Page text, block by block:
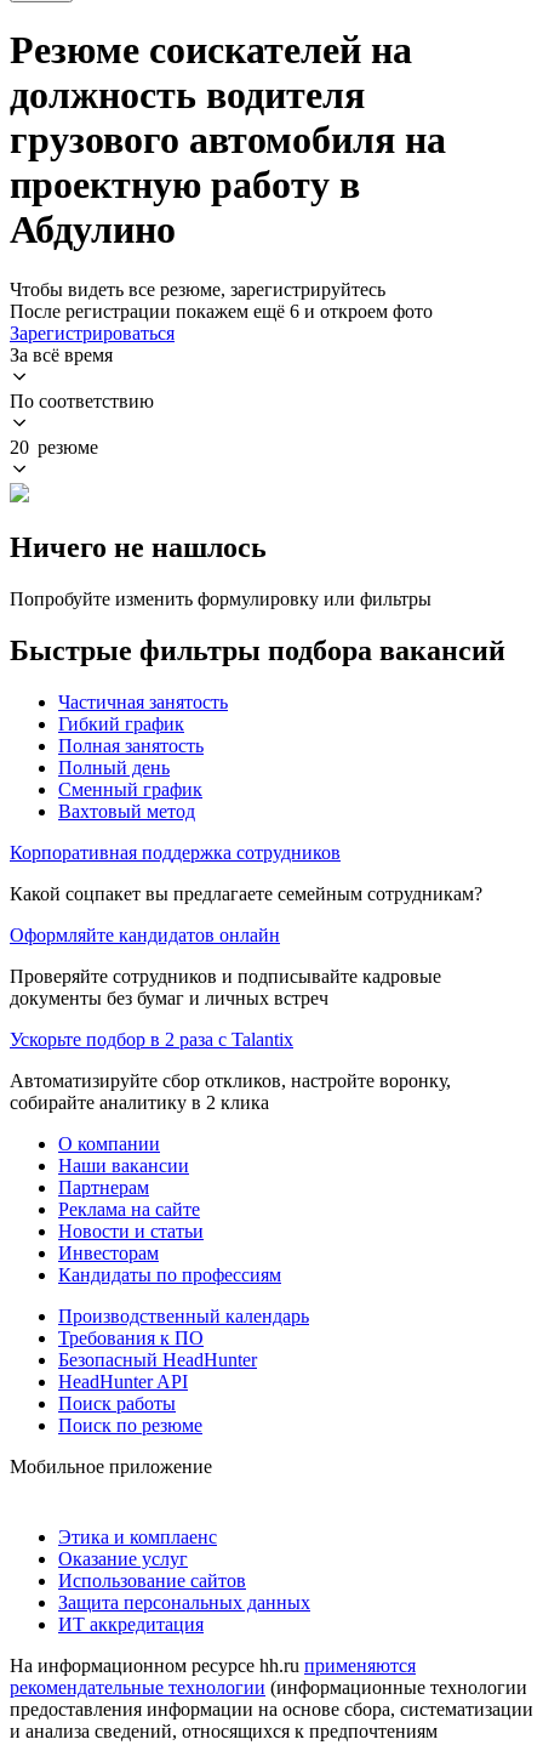
Резюме соискателей на
должность водителя
грузового автомобиля на
проектную работу в
Абдулино
Чтобы видеть все резюме, зарегистрируйтесь
После регистрации покажем ещё 6 и откроем фото
Зарегистрироваться
За всё время
По соответствию
20 резюме
Ничего не нашлось
Попробуйте изменить формулировку или фильтры
Быстрые фильтры подбора вакансий
Частичная занятость
Гибкий график
Полная занятость
Полный день
Сменный график
Вахтовый метод
Корпоративная поддержка сотрудников
Какой соцпакет вы предлагаете семейным сотрудникам?
Оформляйте кандидатов онлайн
Проверяйте сотрудников и подписывайте кадровые
документы без бумаг и личных встреч
Ускорьте подбор в 2 раза с Talantix
Автоматизируйте сбор откликов, настройте воронку,
собирайте аналитику в 2 клика
О компании
Наши вакансии
Партнерам
Реклама на сайте
Новости и статьи
Инвесторам
Кандидаты по профессиям
Производственный календарь
Требования к ПО
Безопасный HeadHunter
HeadHunter API
Поиск работы
Поиск по резюме
Мобильное приложение
Этика и комплаенс
Оказание услуг
Использование сайтов
Защита персональных данных
ИТ аккредитация
На информационном ресурсе hh.ru применяются
рекомендательные технологии (информационные технологии
предоставления информации на основе сбора, систематизации
и анализа сведений, относящихся к предпочтениям